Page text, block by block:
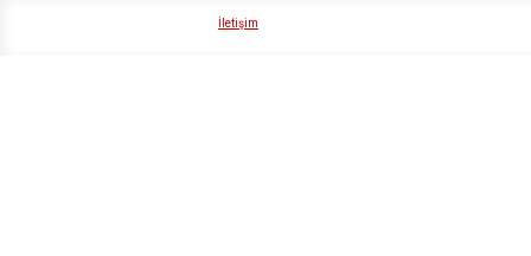
İletişim